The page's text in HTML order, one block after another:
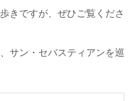
きですが、ぜひご覧くださ
サン・セバスティアンを巡